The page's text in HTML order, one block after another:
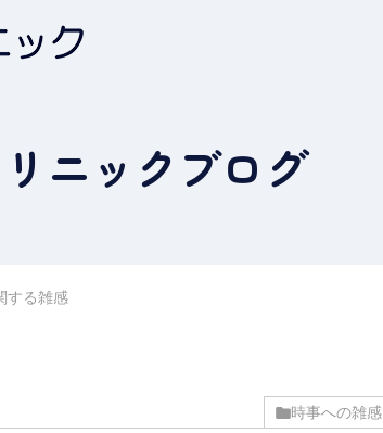
ニックブログ
する雑感
時事への雑感